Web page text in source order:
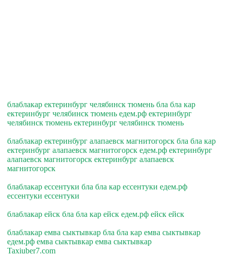
блаблакар ектеринбург челябинск тюмень бла бла кар
ектеринбург челябинск тюмень едем.рф ектеринбург
челябинск тюмень ектеринбург челябинск тюмень
блаблакар ектеринбург алапаевск магнитогорск бла бла кар
ектеринбург алапаевск магнитогорск едем.рф ектеринбург
алапаевск магнитогорск ектеринбург алапаевск
магнитогорск
блаблакар ессентуки бла бла кар ессентуки едем.рф
ессентуки ессентуки
блаблакар ейск бла бла кар ейск едем.рф ейск ейск
блаблакар емва сыктывкар бла бла кар емва сыктывкар
едем.рф емва сыктывкар емва сыктывкар
Taxiuber7.com